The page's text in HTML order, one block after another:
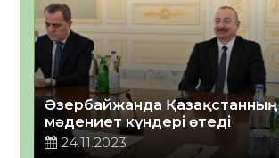
Әзербайжанда Қазақстанның
мәдениет күндері өтеді
24.11.2023